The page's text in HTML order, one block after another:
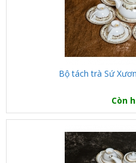
Bộ tách trà Sứ
Còn